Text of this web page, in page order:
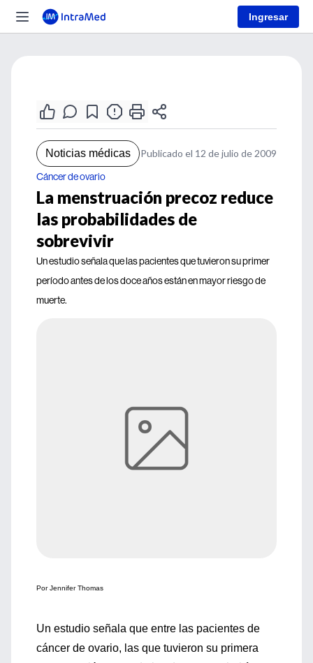
Ingresar
Noticias médicas Publicado el 12 de julio de 2009
Cáncer de ovario
La menstruación precoz reduce
las probabilidades de
sobrevivir
Un estudio señala que las pacientes que tuvieron su primer
período antes de los doce años están en mayor riesgo de
muerte.
Por Jennifer Thomas
Un estudio señala que entre las pacientes de
cáncer de ovario, las que tuvieron su primera